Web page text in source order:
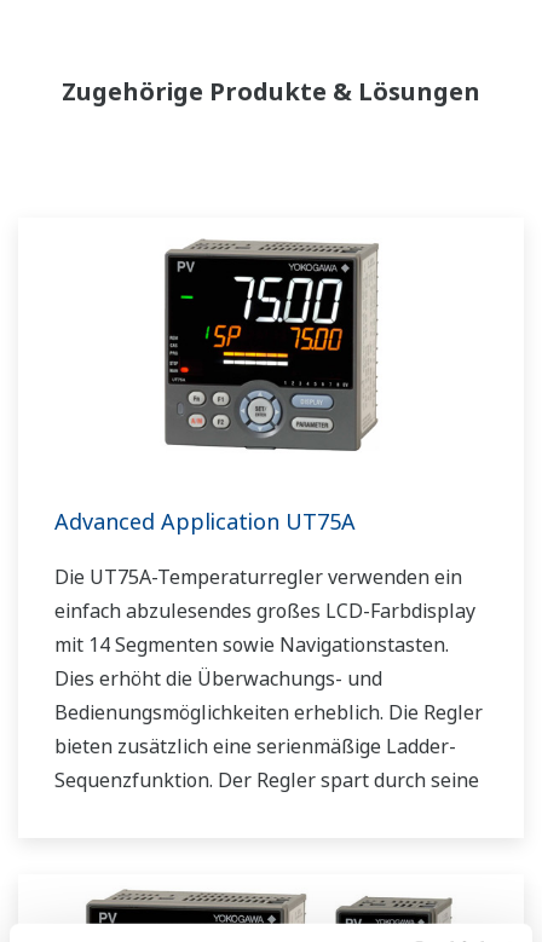
Zugehörige Produkte & Lösungen
Advanced Application UT75A
Die UT75A-Temperaturregler verwenden ein
einfach abzulesendes großes LCD-Farbdisplay
mit 14 Segmenten sowie Navigationstasten.
Dies erhöht die Überwachungs- und
Bedienungsmöglichkeiten erheblich. Die Regler
bieten zusätzlich eine serienmäßige Ladder-
Sequenzfunktion. Der Regler spart durch seine
die Ethernetkommunikation.